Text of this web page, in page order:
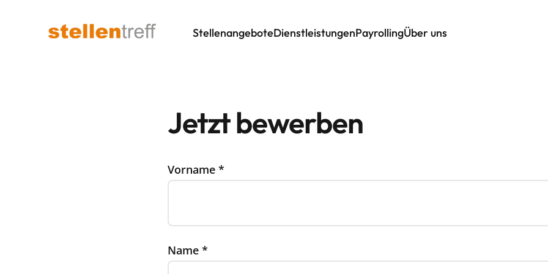
StellenangeboteDienstleistungenPayrollingÜber uns
Jetzt bewerben
Vorname *
Name *